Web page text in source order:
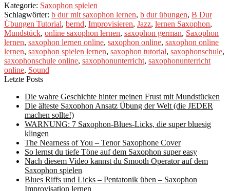
Kategorie: Saxophon spielen
Schlagwörter: b dur mit saxophon lernen, b dur übungen, B Dur
Übungen Tutorial, bernd, Improvisieren, Jazz, lernen Saxophon,
Mundstück, online saxophon lernen, saxophon german, Saxophon
lernen, saxophon lernen online, saxophon online, saxophon online
lernen, saxophon spielen lernen, saxophon tutorial, saxophonschule,
saxophonschule online, saxophonunterricht, saxophonunterricht
online, Sound
Letzte Posts
Die wahre Geschichte hinter meinen Frust mit Mundstücken
Die älteste Saxophon Ansatz Übung der Welt (die JEDER
machen sollte!)
WARNUNG: 7 Saxophon-Blues-Licks, die super bluesig
klingen
The Nearness of You – Tenor Saxophone Cover
So lernst du tiefe Töne auf dem Saxophon super easy
Nach diesem Video kannst du Smooth Operator auf dem
Saxophon spielen
Blues Riffs und Licks – Pentatonik üben – Saxophon
Improvisation lernen